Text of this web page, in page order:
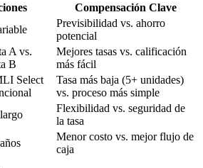
Compensación Clave
Previsibilidad vs. ahorro
potencial
A vs.
B
Mejores tasas vs. calificación
más fácil
Select
Tasa más baja (5+ unidades)
vs. proceso más simple
Flexibilidad vs. seguridad de
la tasa
Menor costo vs. mejor flujo de
caja